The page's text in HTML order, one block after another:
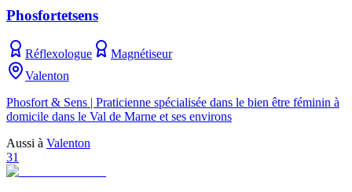
Phosfortetsens
Réflexologue
Magnétiseur
Valenton
Phosfort & Sens | Praticienne spécialisée dans le bien être féminin à
domicile dans le Val de Marne et ses environs
Aussi à Valenton
31